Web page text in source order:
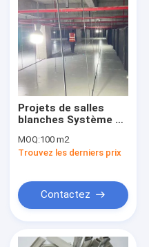
Projets de salles
blanches Système de
Salles blanches
accessoires
biotechnologiques
MOQ:100 m2
Trouvez les derniers prix
Contactez